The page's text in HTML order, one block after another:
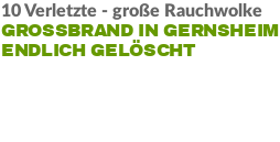
10 Verletzte - große Rauchwolke
GROSSBRAND IN GERNSHEIM E
NDLICH GELÖSCHT